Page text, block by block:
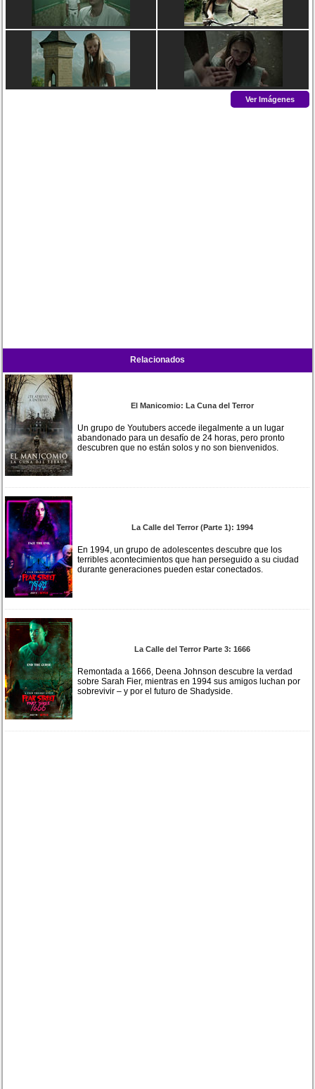
Ver Imágenes
Relacionados
El Manicomio: La Cuna del Terror
Un grupo de Youtubers accede ilegalmente a un lugar
abandonado para un desafío de 24 horas, pero pronto
descubren que no están solos y no son bienvenidos.
La Calle del Terror (Parte 1): 1994
En 1994, un grupo de adolescentes descubre que los
terribles acontecimientos que han perseguido a su ciudad
durante generaciones pueden estar conectados.
La Calle del Terror Parte 3: 1666
Remontada a 1666, Deena Johnson descubre la verdad
sobre Sarah Fier, mientras en 1994 sus amigos luchan por
sobrevivir – y por el futuro de Shadyside.